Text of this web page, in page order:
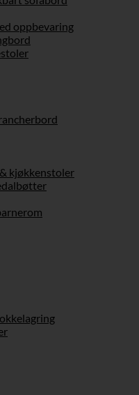
oppbevaring
kjøkkenstoler